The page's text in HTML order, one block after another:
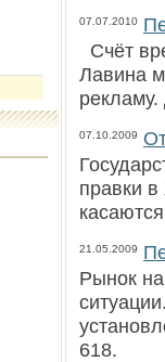
07.07.2010
Счёт
Лавина
07.10.2009
правки
21.05.2009
Рынок
618.